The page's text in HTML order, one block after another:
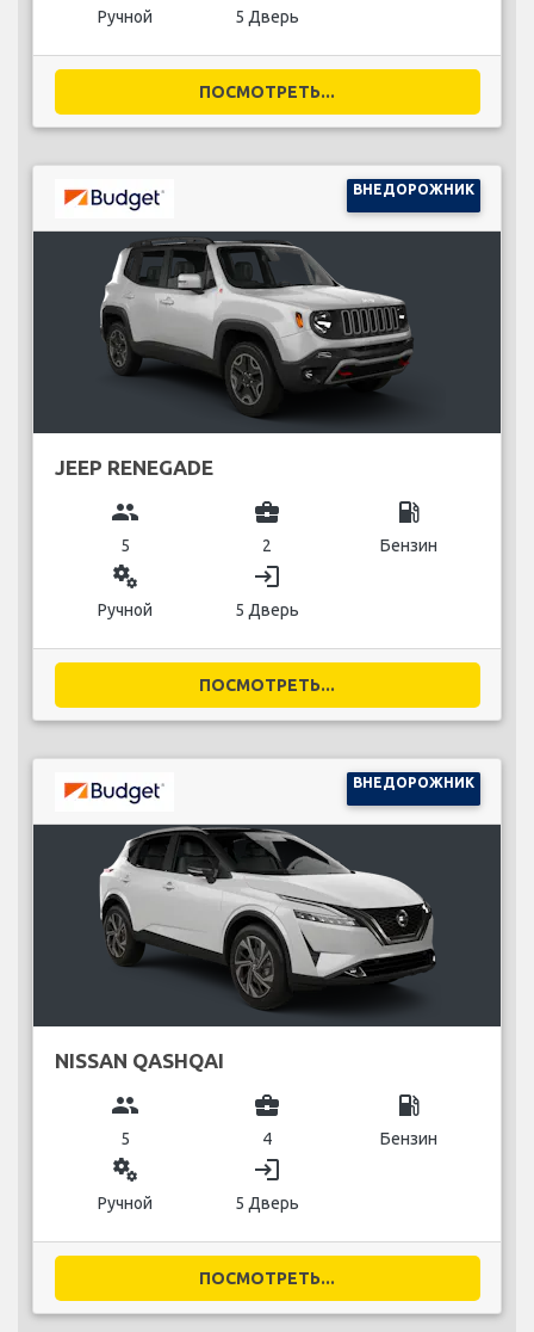
Ручной 5 Дверь
ПОСМОТРЕТЬ...
ВНЕДОРОЖНИК
JEEP RENEGADE
group
5
business_center
2
local_gas_station
Бензин
miscellaneous_services
Ручной
login
5 Дверь
ПОСМОТРЕТЬ...
ВНЕДОРОЖНИК
NISSAN QASHQAI
group
5
business_center
4
local_gas_station
Бензин
miscellaneous_services
Ручной
login
5 Дверь
ПОСМОТРЕТЬ...